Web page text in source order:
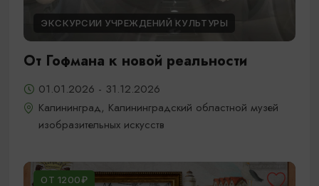
ЭКСКУРСИИ УЧРЕЖДЕНИЙ КУЛЬТУРЫ
От Гофмана к новой реальности
01.01.2026 - 31.12.2026
Калининград, Калининградский областной музей
изобразительных искусств
ОТ 1200₽